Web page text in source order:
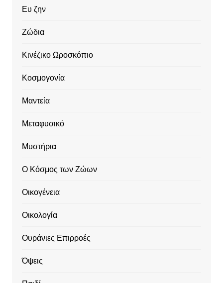
Ευ ζην
Ζώδια
Κινέζικο Ωροσκόπιο
Κοσμογονία
Μαντεία
Μεταφυσικό
Μυστήρια
Ο Κόσμος των Ζώων
Οικογένεια
Οικολογία
Ουράνιες Επιρροές
Όψεις